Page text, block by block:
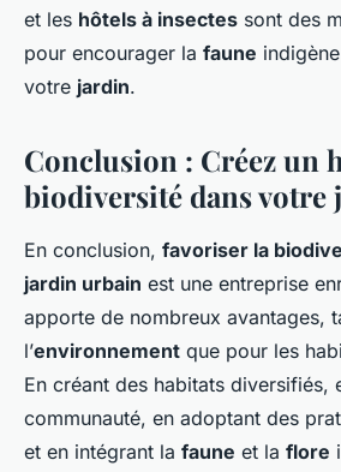
et les hôtels à insectes sont des
pour encourager la faune
votre jardin.
Conclusion : Créez un
biodiversité dans
En conclusion, favoriser la
jardin urbain est une entreprise
apporte de nombreux avantages,
l’environnement que pour les
En créant des habitats diversifiés,
communauté, en adoptant des
et en intégrant la faune et la flore